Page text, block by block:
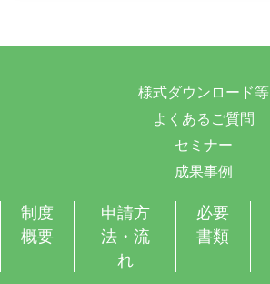
様式ダウンロード等
よくあるご質問
セミナー
成果事例
制度
概要
申請方
法・流
れ
必要
書類